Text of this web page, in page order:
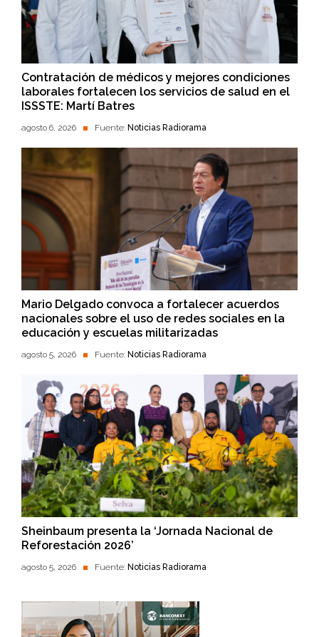
Contratación de médicos y mejores condiciones
laborales fortalecen los servicios de salud en el
ISSSTE: Martí Batres
agosto 6, 2026 Fuente: Noticias Radiorama
Mario Delgado convoca a fortalecer acuerdos
nacionales sobre el uso de redes sociales en la
educación y escuelas militarizadas
agosto 5, 2026 Fuente: Noticias Radiorama
Sheinbaum presenta la ‘Jornada Nacional de
Reforestación 2026’
agosto 5, 2026 Fuente: Noticias Radiorama